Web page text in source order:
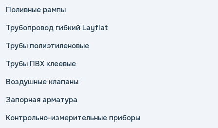
Поливные рампы
Трубопровод гибкий Layflat
Трубы полиэтиленовые
Трубы ПВХ клеевые
Воздушные клапаны
Запорная арматура
Контрольно-измерительные приборы